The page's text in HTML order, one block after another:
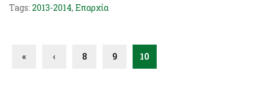
Tags: 2013-2014, Επαρχία
« ‹ 8 9 10